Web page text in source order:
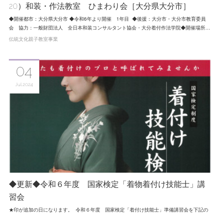
20）和装・作法教室 ひまわり会［大分県大分市］
◆開催都市：大分県大分市 ◆令和6年より開催 1年目 ◆後援：大分市・大分市教育委員
会 協力：一般財団法人 全日本和装コンサルタント協会・大分着付作法学院◆開催場所…
伝統文化親子教室事業
◆更新◆令和６年度 国家検定「着物着付け技能士」講
習会
★印が追加の日になります。 令和６年度 国家検定「着付け技能士」準備講習会を下記の
04
Jul 2024